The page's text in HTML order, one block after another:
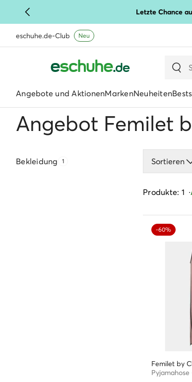
Letzte Chance
eschuhe.de-Club Neu
Angebote und AktionenMarkenNeuheiten
Angebot Femilet
Bekleidung 1 Sortieren
Produkte: 1
-60%
Femilet by
Pyjamahose